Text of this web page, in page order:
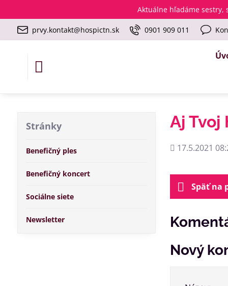
Aktuálne hľadáme sestry,
prvy.kontakt@hospictn.sk 0901 909 011
Aj Tvoj
Pridané
17.5.2021
Späť na
Nový
Stránky
Benefičný ples
Benefičný koncert
Sociálne siete
Newsletter